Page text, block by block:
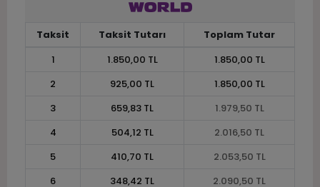
Taksit Taksit Tutarı
Toplam Tutar
1
1.850,00 TL
1.850,00 TL
2
925,00 TL
1.850,00 TL
3
659,83 TL
1.979,50 TL
4
504,12 TL
2.016,50 TL
5
410,70 TL
2.053,50 TL
6
348,42 TL
2.090,50 TL